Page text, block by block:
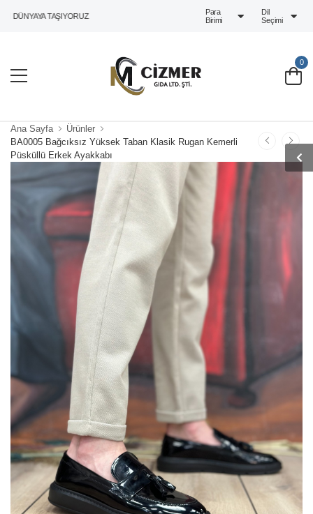
TAŞIYORUZ
Para
Birimi
Dil
Seçimi
0
Ana Sayfa
Ürünler
BA0005 Bağcıksız Yüksek Taban Klasik Rugan Kemerli
Püsküllü Erkek Ayakkabı